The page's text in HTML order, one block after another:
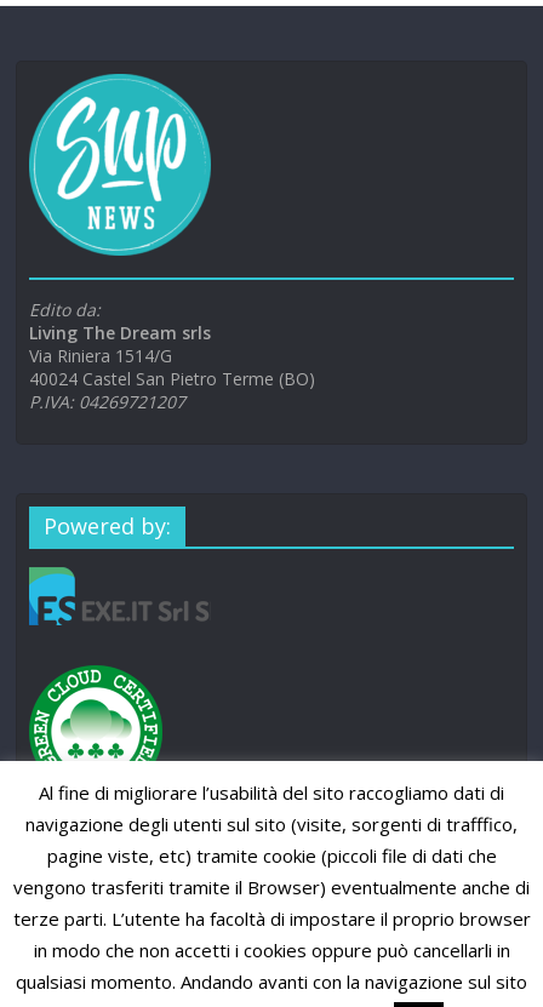
Edito da:
Living The Dream srls
Via Riniera 1514/G
40024 Castel San Pietro Terme (BO)
P.IVA: 04269721207
Powered by:
Copyright © 2026SUP News Magazine. All rights reserved.
Al fine di migliorare l’usabilità del sito raccogliamo dati di
navigazione degli utenti sul sito (visite, sorgenti di trafffico,
pagine viste, etc) tramite cookie (piccoli file di dati che
vengono trasferiti tramite il Browser) eventualmente anche di
terze parti. L’utente ha facoltà di impostare il proprio browser
in modo che non accetti i cookies oppure può cancellarli in
qualsiasi momento. Andando avanti con la navigazione sul sito